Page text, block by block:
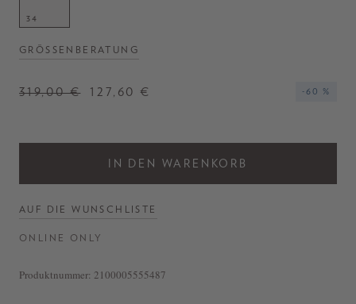
34
GRÖSSENBERATUNG
319,00 € 127,60 € -60 %
IN DEN WARENKORB
AUF DIE WUNSCHLISTE
ONLINE ONLY
Produktnummer: 2100005555487